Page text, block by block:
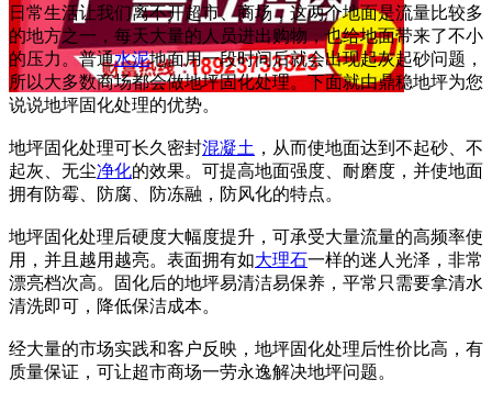
日常生活让我们离不开超市、商场，这两个地面是流量比较多
的地方之一，每天大量的人员进出购物，也给地面带来了不小
的压力。普通水泥地面用一段时间后就会出现起灰起砂问题，
所以大多数商场都会做地坪固化处理。下面就由鼎稳地坪为您
说说地坪固化处理的优势。
地坪固化处理可长久密封混凝土 ，从而使地面达到不起砂、不
起灰、无尘净化的效果。可提高地面强度、耐磨度，并使地面
拥有防霉、防腐、防冻融，防风化的特点。
地坪固化处理后硬度大幅度提升，可承受大量流量的高频率使
用，并且越用越亮。表面拥有如大理石一样的迷人光泽，非常
漂亮档次高。固化后的地坪易清洁易保养，平常只需要拿清水
清洗即可，降低保洁成本。
经大量的市场实践和客户反映，地坪固化处理后性价比高，有
质量保证，可让超市商场一劳永逸解决地坪问题。